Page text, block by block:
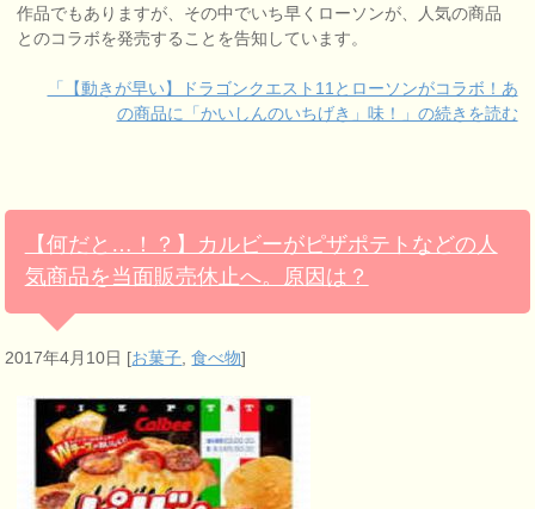
作品でもありますが、その中でいち早くローソンが、人気の商品
とのコラボを発売することを告知しています。
「【動きが早い】ドラゴンクエスト11とローソンがコラボ！あ
の商品に「かいしんのいちげき」味！」の続きを読む
【何だと…！？】カルビーがピザポテトなどの人
気商品を当面販売休止へ。原因は？
2017年4月10日 [お菓子 ,食べ物]